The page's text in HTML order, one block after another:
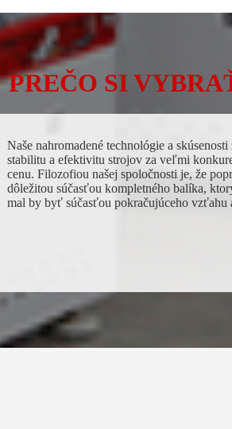
PREČO SI
Naše nahromadené technológie a skúsenosti
stabilitu a efektivitu strojov za veľmi
cenu. Filozofiou našej spoločnosti je, že
dôležitou súčasťou kompletného balíka,
mal by byť súčasťou pokračujúceho vzťahu